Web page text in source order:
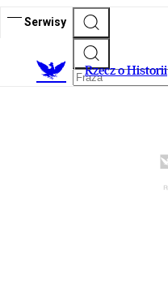
Serwisy
Rzecz o Historii